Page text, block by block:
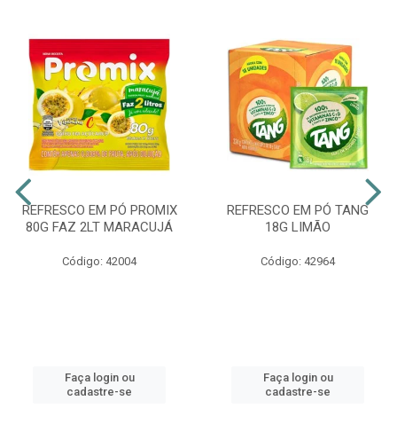
REFRESCO EM PÓ PROMIX
80G FAZ 2LT MARACUJÁ
Código: 42004
Faça login ou
cadastre-se
REFRESCO EM PÓ TANG
18G LIMÃO
Código: 42964
Faça login ou
cadastre-se